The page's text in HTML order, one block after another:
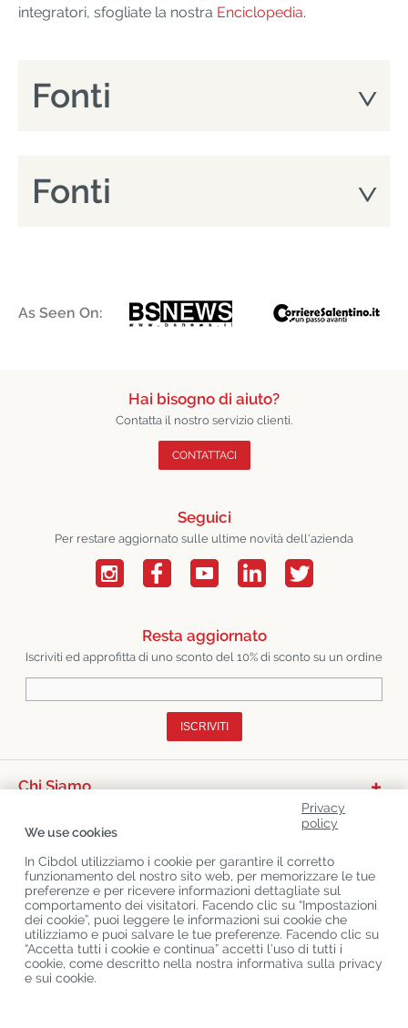
integratori, sfogliate la nostra Enciclopedia.
Fonti
Fonti
As Seen On:
Hai bisogno di aiuto?
Contatta il nostro servizio clienti.
CONTATTACI
Seguici
Per restare aggiornato sulle ultime novità dell'azienda
Resta aggiornato
Iscriviti ed approfitta di uno sconto del 10% di sconto su un ordine
ISCRIVITI
Chi Siamo
Ultimo CBD Blogs
Privacy
policy
We use cookies
In Cibdol utilizziamo i cookie per garantire il corretto
funzionamento del nostro sito web, per memorizzare le tue
preferenze e per ricevere informazioni dettagliate sul
comportamento dei visitatori. Facendo clic su “Impostazioni
dei cookie”, puoi leggere le informazioni sui cookie che
utilizziamo e puoi salvare le tue preferenze. Facendo clic su
“Accetta tutti i cookie e continua” accetti l’uso di tutti i
cookie, come descritto nella nostra informativa sulla privacy
e sui cookie.
Copyright©Cibdol Last updated 07-08-2026
Cibdol bv , Handelsweg 1a, 5492NL Sint-Oedenrode, the Netherlands
KvK: 76495035 VAT: NL860644923B01